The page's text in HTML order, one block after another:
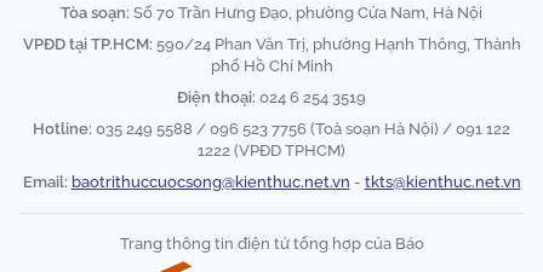
Tòa soạn: Số 70 Trần Hưng Đạo, phường Cửa Nam, Hà Nội
VPĐD tại TP.HCM: 590/24 Phan Văn Trị, phường Hạnh Thông, Thành
phố Hồ Chí Minh
Điện thoại: 024 6 254 3519
Hotline: 035 249 5588 / 096 523 7756 (Toà soạn Hà Nội) / 091 122
1222 (VPĐD TPHCM)
Email: baotrithuccuocsong@kienthuc.net.vn - tkts@kienthuc.net.vn
Trang thông tin điện tử tổng hợp của Báo